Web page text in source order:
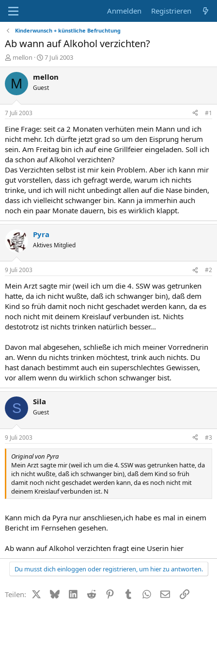
Anmelden Registrieren
Kinderwunsch + künstliche Befruchtung
Ab wann auf Alkohol verzichten?
E
r
s
t
e
r
mellon
E
r
s
e
t
a
m
7 Juli 2003
M mellon
Guest
7 Juli 2003 #1
Eine Frage: seit ca 2 Monaten verhüten mein Mann und ich
nicht mehr. Ich dürfte jetzt grad so um den Eisprung herum
sein. Am Freitag bin ich auf eine Grillfeier eingeladen. Soll ich
da schon auf Alkohol verzichten?
Das Verzichten selbst ist mir kein Problem. Aber ich kann mir
gut vorstellen, dass ich gefragt werde, warum ich nichts
trinke, und ich will nicht unbedingt allen auf die Nase binden,
dass ich vielleicht schwanger bin. Kann ja immerhin auch
noch ein paar Monate dauern, bis es wirklich klappt.
Pyra
Aktives Mitglied
9 Juli 2003 #2
Mein Arzt sagte mir (weil ich um die 4. SSW was getrunken
hatte, da ich nicht wußte, daß ich schwanger bin), daß dem
Kind so früh damit noch nicht geschadet werden kann, da es
noch nicht mit deinem Kreislauf verbunden ist. Nichts
destotrotz ist nichts trinken natürlich besser...
Davon mal abgesehen, schließe ich mich meiner Vorrednerin
an. Wenn du nichts trinken möchtest, trink auch nichts. Du
hast danach bestimmt auch ein superschlechtes Gewissen,
vor allem wenn du wirklich schon schwanger bist.
S Sila
Guest
9 Juli 2003 #3
Original von Pyra
Mein Arzt sagte mir (weil ich um die 4. SSW was getrunken hatte, da
ich nicht wußte, daß ich schwanger bin), daß dem Kind so früh
damit noch nicht geschadet werden kann, da es noch nicht mit
deinem Kreislauf verbunden ist. N
Kann mich da Pyra nur anschliesen,ich habe es mal in einem
Bericht im Fernsehen gesehen.
Ab wann auf Alkohol verzichten fragt eine Userin hier
Du musst dich einloggen oder registrieren, um hier zu antworten.
Teilen: X (Twitter)
BlueskyLinkedIn
Reddit PinterestTumblr WhatsApp
E-MailLink